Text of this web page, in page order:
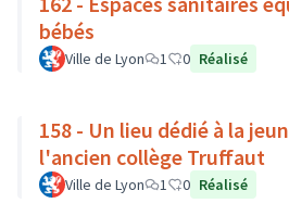
bébés
Ville de Lyon 1 0 Réalisé
158 - Un lieu dédié à la
l'ancien collège Truffaut
Ville de Lyon 1 0 Réalisé